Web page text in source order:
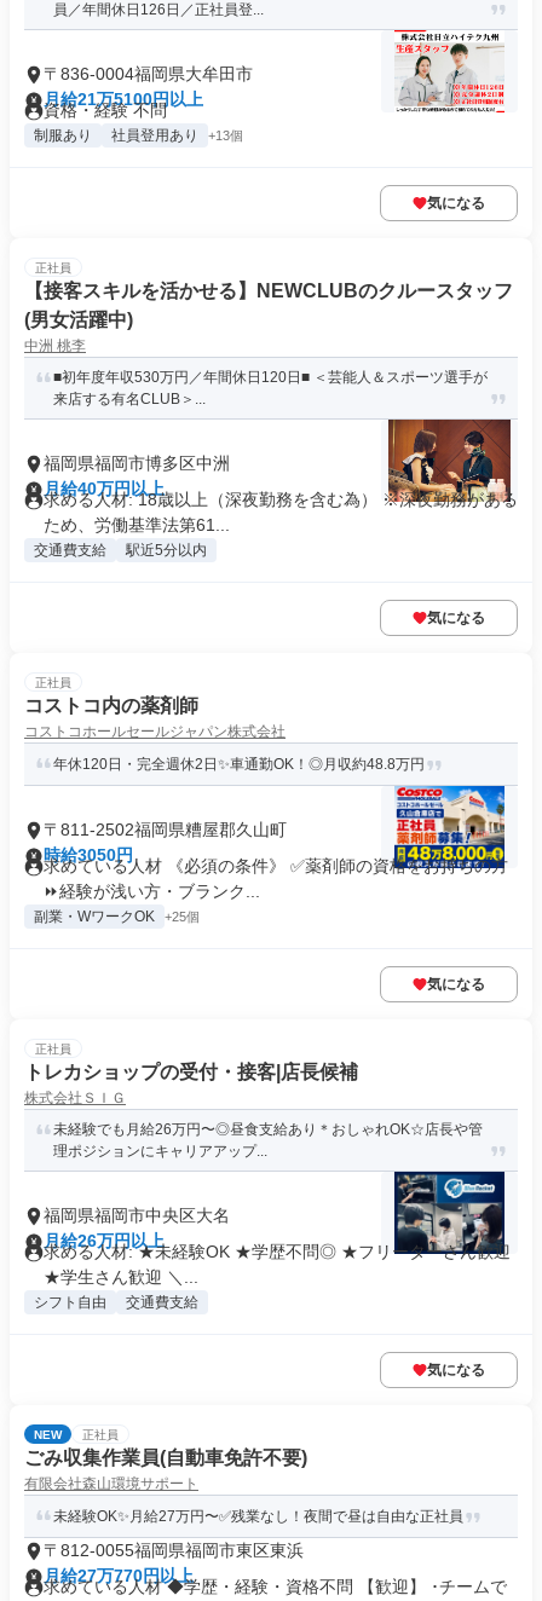
員／年間休日126日／正社員登...
〒836-0004福岡県大牟田市
月給21万5100円以上
資格・経験 不問
制服あり 社員登用あり +13個
気になる
正社員
【接客スキルを活かせる】NEWCLUBのクルースタッフ
(男女活躍中)
中洲 桃李
■初年度年収530万円／年間休日120日■ ＜芸能人＆スポーツ選手が
来店する有名CLUB＞...
福岡県福岡市博多区中洲
月給40万円以上
求める人材: 18歳以上（深夜勤務を含む為） ※深夜勤務がある
ため、労働基準法第61...
交通費支給 駅近5分以内
気になる
正社員
コストコ内の薬剤師
コストコホールセールジャパン株式会社
年休120日・完全週休2日✨車通勤OK！◎月収約48.8万円
〒811-2502福岡県糟屋郡久山町
時給3050円
求めている人材 《必須の条件》 ✅薬剤師の資格をお持ちの方
⏩経験が浅い方・ブランク...
副業・WワークOK +25個
気になる
正社員
トレカショップの受付・接客|店長候補
株式会社ＳＩＧ
未経験でも月給26万円〜◎昼食支給あり＊おしゃれOK☆店長や管
理ポジションにキャリアアップ...
福岡県福岡市中央区大名
月給26万円以上
求める人材: ★未経験OK ★学歴不問◎ ★フリーターさん歓迎
★学生さん歓迎 ＼...
シフト自由 交通費支給
気になる
NEW 正社員
ごみ収集作業員(自動車免許不要)
有限会社森山環境サポート
未経験OK✨月給27万円〜✅残業なし！夜間で昼は自由な正社員
〒812-0055福岡県福岡市東区東浜
月給27万770円以上
求めている人材 ◆学歴・経験・資格不問 【歓迎】 ･チームで